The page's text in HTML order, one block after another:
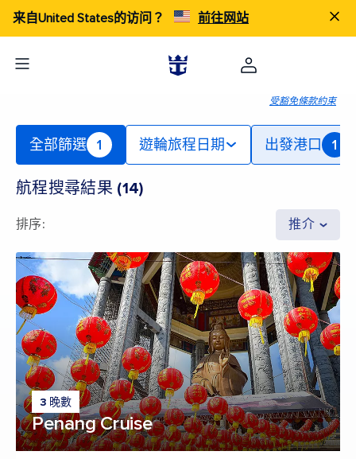
来自United States的访问？ 前往网站
受豁免條款約束
全部篩選 1 遊輪旅程日期 出發港口 1
航程搜尋結果 (14)
排序: 推介
3 晚數
Penang Cruise